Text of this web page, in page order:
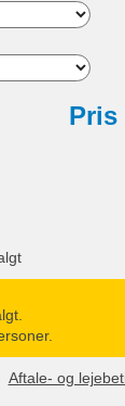
Pris
Aftale- og